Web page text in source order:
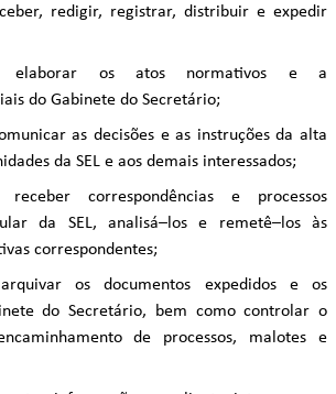
redigir, registrar, distribuir e expedir
os atos normativos e a
do Gabinete do Secretário;
as decisões e as instruções da alta
da SEL e aos demais interessados;
correspondências e processos
da SEL, analisá–los e remetê–los às
correspondentes;
os documentos expedidos e os
do Secretário, bem como controlar o
de processos, malotes e